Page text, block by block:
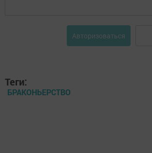
Авторизоваться
Теги:
БРАКОНЬЕРСТВО